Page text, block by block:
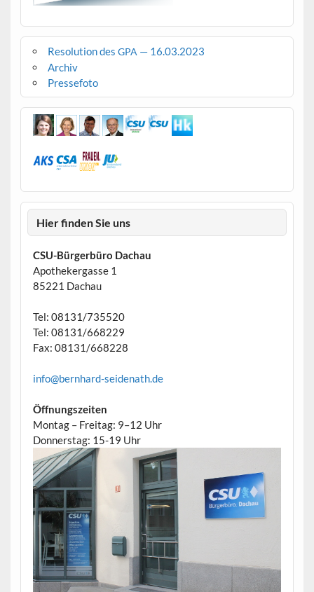
Resolution des GPA — 16.03.2023
Archiv
Pressefoto
Hier finden Sie uns
CSU-Bürgerbüro Dachau
Apothekergasse 1
85221 Dachau
Tel: 08131/735520
Tel: 08131/668229
Fax: 08131/668228
info@bernhard-seidenath.de
Öffnungszeiten
Montag – Freitag: 9–12 Uhr
Donnerstag: 15-19 Uhr